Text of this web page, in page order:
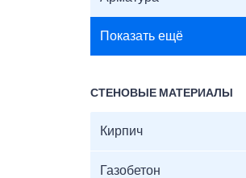
Показать ещё
СТЕНОВЫЕ МАТЕРИАЛЫ
Кирпич
Газобетон